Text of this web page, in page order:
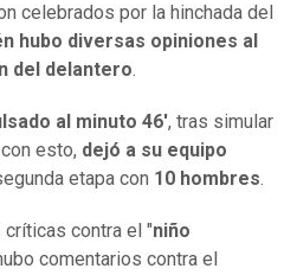
celebrados por la hinchada del
hubo diversas opiniones al
del delantero.
al minuto 46', tras simular
esto, dejó a su equipo
etapa con 10 hombres.
críticas contra el "niño
comentarios contra el